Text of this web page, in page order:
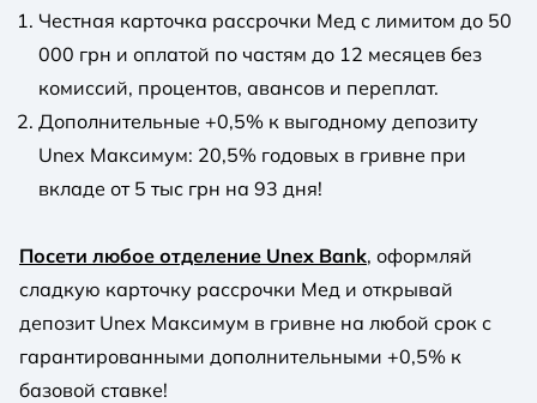
Честная карточка рассрочки Мед с лимитом до 50
000 грн и оплатой по частям до 12 месяцев без
комиссий, процентов, авансов и переплат.
Дополнительные +0,5% к выгодному депозиту
Unex Максимум: 20,5% годовых в гривне при
вкладе от 5 тыс грн на 93 дня!
Посети любое отделение Unex Bank, оформляй
сладкую карточку рассрочки Мед и открывай
депозит Unex Максимум в гривне на любой срок с
гарантированными дополнительными +0,5% к
базовой ставке!